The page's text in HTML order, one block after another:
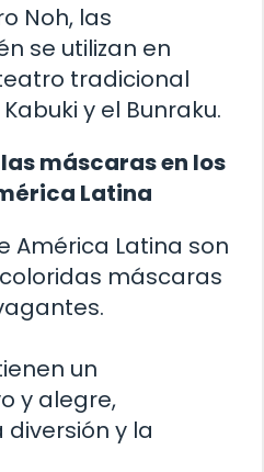
Noh, las
se utilizan en
tradicional
y el Bunraku.
máscaras en los
Latina
América Latina son
máscaras
un
y alegre,
y la